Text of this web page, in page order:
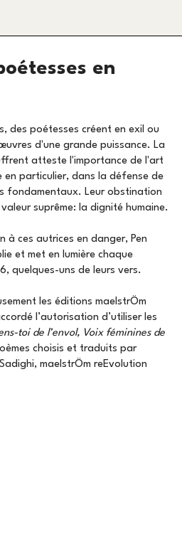
en
des poétesses créent en exil ou
d'une grande puissance. La
atteste l'importance de l'art
en particulier, dans la défense de
fondamentaux. Leur obstination
suprême: la dignité humaine.
à ces autrices en danger, Pen
et met en lumière chaque
quelques-uns de leurs vers.
les éditions maelstrÖm
l’autorisation d’utiliser les
toi de l’envol, Voix féminines de
choisis et traduits par
maelstrÖm reEvolution